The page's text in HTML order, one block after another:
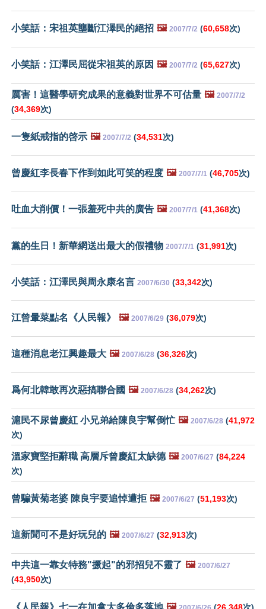
小笑話：宋祖英壟斷江澤民的絕招 🖼️ 2007/7/2 (60,658次)
小笑話：江澤民屈從宋祖英的原因 🖼️ 2007/7/2 (65,627次)
厲害！這醫學研究成果的意義對世界不可估量 🖼️ 2007/7/2
(34,369次)
一隻紙戒指的啓示 🖼️ 2007/7/2 (34,531次)
曾慶紅李長春下作到如此可笑的程度 🖼️ 2007/7/1 (46,705次)
吐血大削價！一張羞死中共的廣告 🖼️ 2007/7/1 (41,368次)
黨的生日！新華網送出最大的假禮物 2007/7/1 (31,991次)
小笑話：江澤民與周永康名言 2007/6/30 (33,342次)
江曾暈菜點名《人民報》 🖼️ 2007/6/29 (36,079次)
這種消息老江興趣最大 🖼️ 2007/6/28 (36,326次)
爲何北韓敢再次惡搞聯合國 🖼️ 2007/6/28 (34,262次)
滬民不尿曾慶紅 小兄弟給陳良宇幫倒忙 🖼️ 2007/6/28 (41,972
次)
溫家寶堅拒辭職 高層斥曾慶紅太缺德 🖼️ 2007/6/27 (84,224
次)
曾騙黃菊老婆 陳良宇要追悼遭拒 🖼️ 2007/6/27 (51,193次)
這新聞可不是好玩兒的 🖼️ 2007/6/27 (32,913次)
中共這一靠女特務"撅起"的邪招兒不靈了 🖼️ 2007/6/27
(43,950次)
《人民報》七一在加拿大多倫多落地 🖼️ (26,348次)